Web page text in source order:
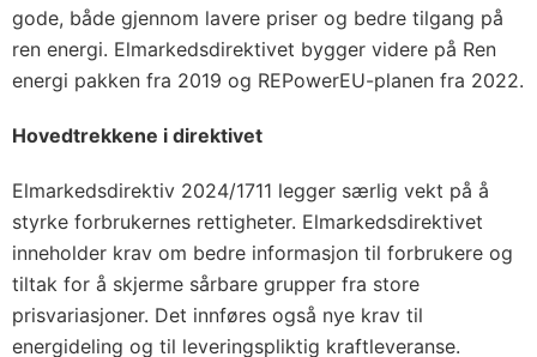
gode, både gjennom lavere priser og bedre tilgang på
ren energi. Elmarkedsdirektivet bygger videre på Ren
energi pakken fra 2019 og REPowerEU-planen fra 2022.
Hovedtrekkene i direktivet
Elmarkedsdirektiv 2024/1711 legger særlig vekt på å
styrke forbrukernes rettigheter. Elmarkedsdirektivet
inneholder krav om bedre informasjon til forbrukere og
tiltak for å skjerme sårbare grupper fra store
prisvariasjoner. Det innføres også nye krav til
energideling og til leveringspliktig kraftleveranse.